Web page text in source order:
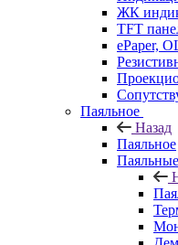
ЖК
TFT
ePaper,
Паяльное
Назад
Паяльное